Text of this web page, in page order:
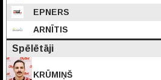
EPNERS
ARNĪTIS
Spēlētāji
KRŪMIŅŠ